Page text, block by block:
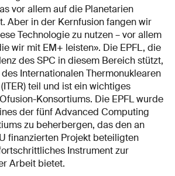
vor allem auf die Planetarien
Aber in der Kernfusion fangen wir
Technologie zu nutzen – vor allem
wir mit EM+ leisten». Die EPFL, die
des SPC in diesem Bereich stützt,
Internationalen Thermonuklearen
teil und ist ein wichtiges
Konsortiums. Die EPFL wurde
der fünf Advanced Computing
zu beherbergen, das den an
finanzierten Projekt beteiligten
Instrument zur
Arbeit bietet.